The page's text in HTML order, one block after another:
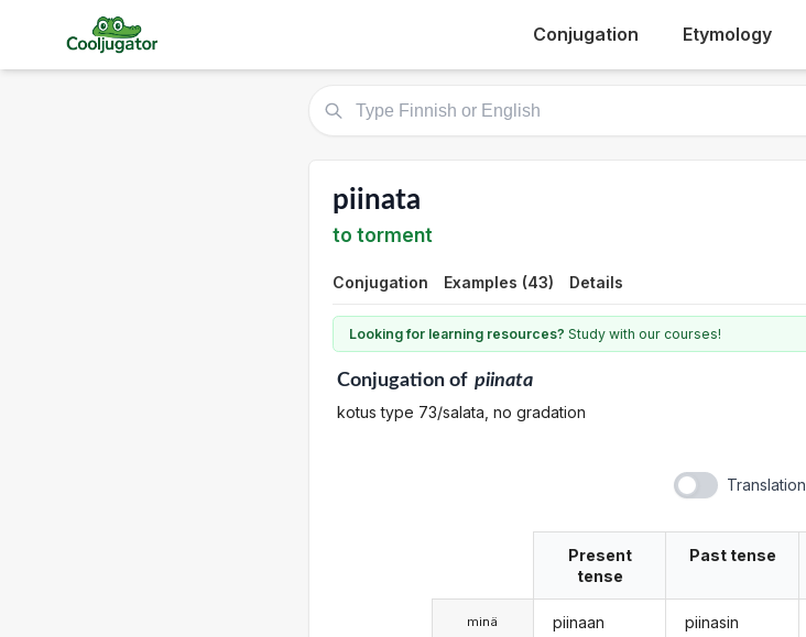
Conjugation Etymology
piinata
to torment
Conjugation Examples (43) Details
Looking for learning resources? Study with our courses!
Conjugationof piinata
kotus type 73/salata, no gradation
Translation
minä
Present
tense
piinaan
Past tense
piinasin